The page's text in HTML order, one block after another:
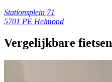
Stationsplein 71
5701 PE Helmond
Vergelijkbare fietsen